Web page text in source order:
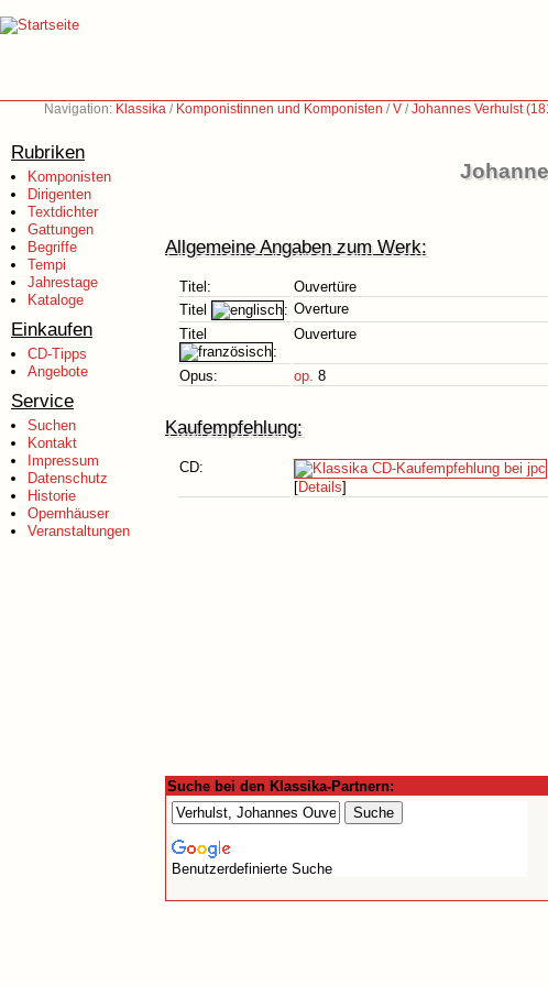
Navigation: Klassika / Komponistinnen und Komponisten /V /Johannes Verhulst
Rubriken
Komponisten
Dirigenten
Textdichter
Gattungen
Begriffe
Tempi
Jahrestage
Kataloge
Einkaufen
CD-Tipps
Angebote
Service
Suchen
Kontakt
Impressum
Datenschutz
Historie
Opernhäuser
Veranstaltungen
Allgemeine Angaben zum Werk:
Titel:
Ouvertüre
Titel
: Overture
Titel
:
Ouverture
Opus: op. 8
Kaufempfehlung:
CD:
[Details]
Suche bei den Klassika-Partnern:
Benutzerdefinierte Suche